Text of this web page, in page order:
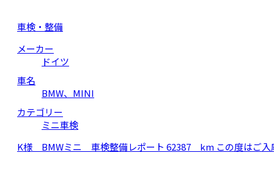
車検・整備
メーカー
ドイツ
車名
BMW、MINI
カテゴリー
ミニ車検
K様 BMWミニ 車検整備レポート 62387 km この度はご入